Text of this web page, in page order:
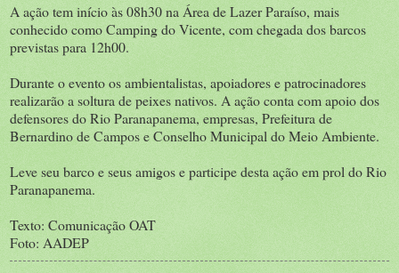
A ação tem início às 08h30 na Área de Lazer Paraíso, mais
conhecido como Camping do Vicente, com chegada dos barcos
previstas para 12h00.
Durante o evento os ambientalistas, apoiadores e patrocinadores
realizarão a soltura de peixes nativos. A ação conta com apoio dos
defensores do Rio Paranapanema, empresas, Prefeitura de
Bernardino de Campos e Conselho Municipal do Meio Ambiente.
Leve seu barco e seus amigos e participe desta ação em prol do Rio
Paranapanema.
Texto: Comunicação OAT
Foto: AADEP